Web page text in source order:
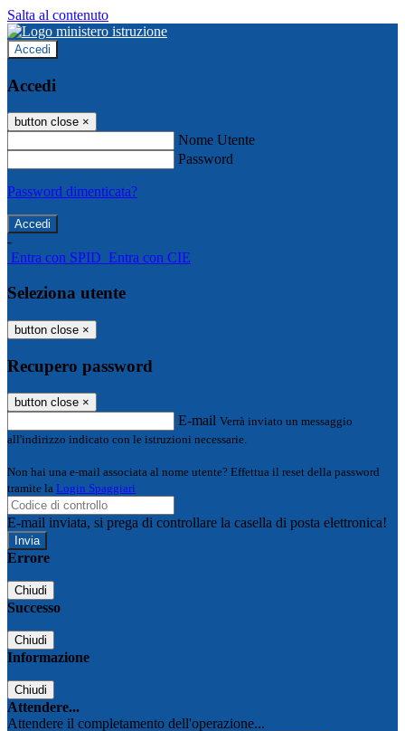
Salta al contenuto
Accedi
Accedi
button close ×
Nome Utente
Password
Password dimenticata?
-
Entra con SPID Entra con CIE
Seleziona utente
button close ×
Recupero password
button close ×
E-mail Verrà inviato un messaggio
all'indirizzo indicato con le istruzioni necessarie.
Non hai una e-mail associata al nome utente? Effettua il reset della password
tramite la Login Spaggiari
E-mail inviata, si prega di controllare la casella di posta elettronica!
Errore
Chiudi
Successo
Chiudi
Informazione
Chiudi
Attendere...
Attendere il completamento dell'operazione...